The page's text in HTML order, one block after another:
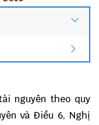
nguyên theo quy
và Điều 6, Nghị